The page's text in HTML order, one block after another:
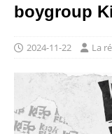
boygroup
2024-11-22 La